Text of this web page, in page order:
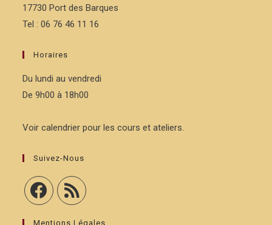
17730 Port des Barques
Tel : 06 76 46 11 16
Horaires
Du lundi au vendredi
De 9h00 à 18h00
Voir calendrier pour les cours et ateliers.
Suivez-Nous
Mentions Légales